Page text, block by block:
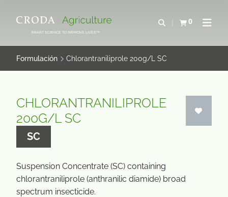
CONTENIDOSMART SCIENCE TO IMPROVE LIVES™
Abrir0
Ver carritoAbrir
Formulación Chlorantraniliprole 200g/L SC
CHLORANTRANILIPROLE
200G/L SC
SC
Suspension Concentrate (SC) containing
chlorantraniliprole (anthranilic diamide) broad
spectrum insecticide.